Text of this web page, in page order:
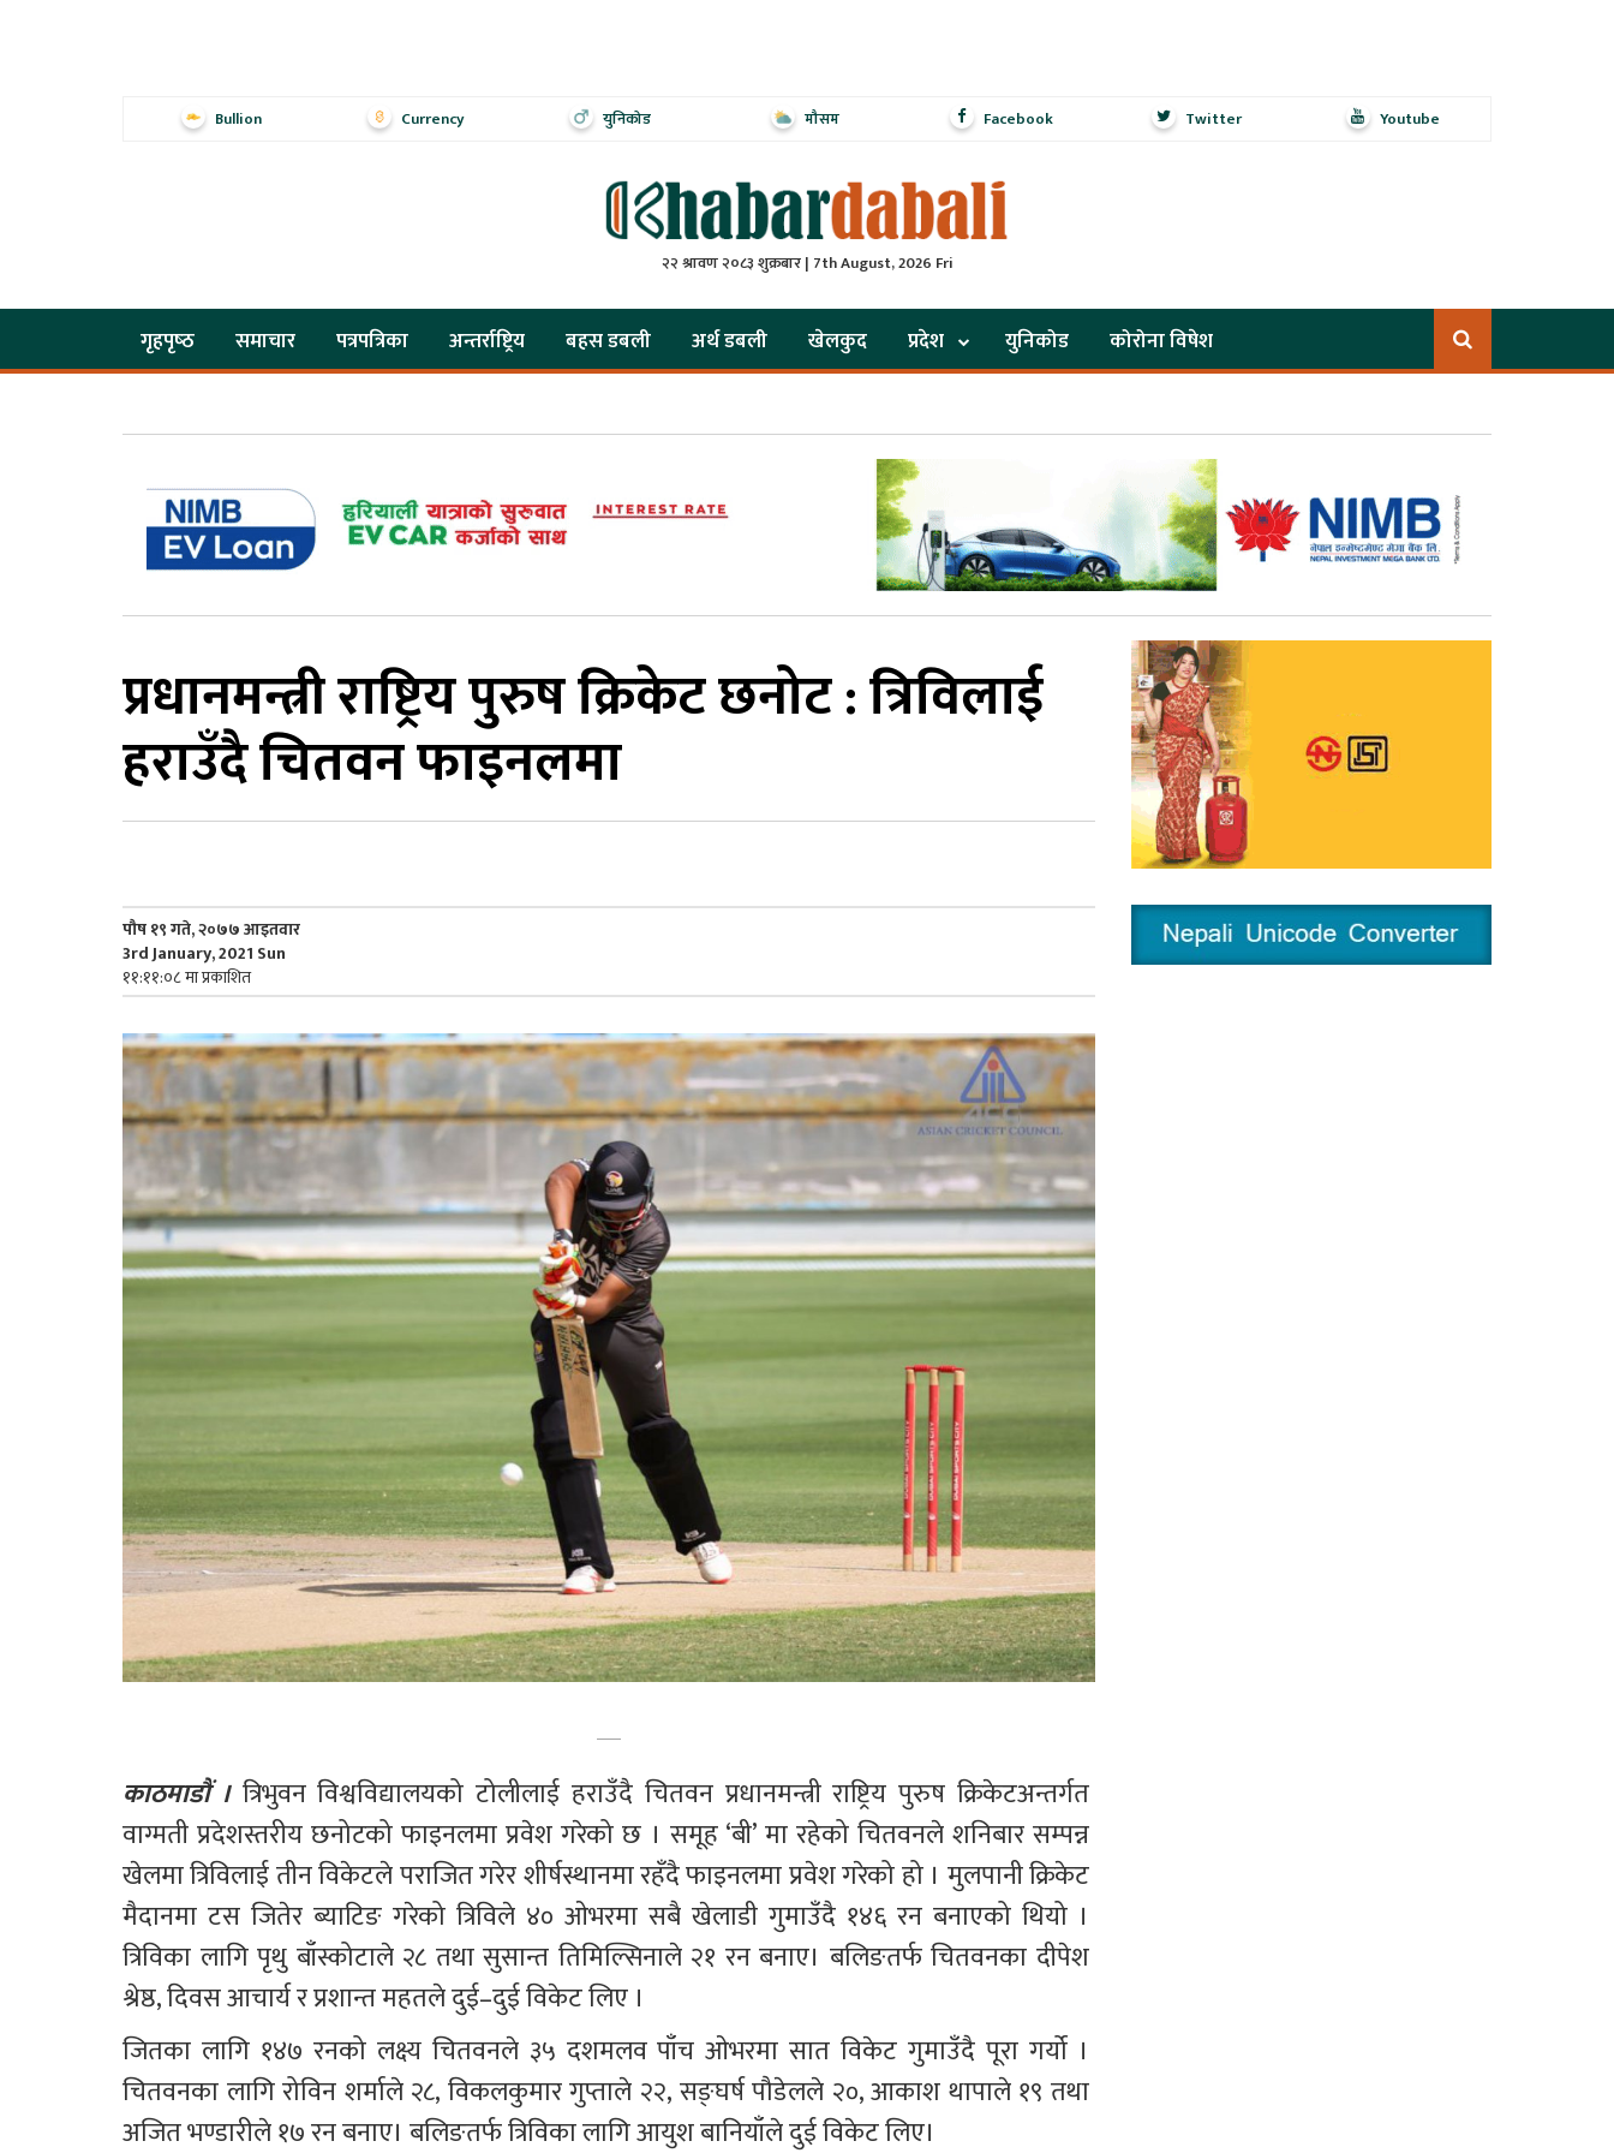
Bullion Currency युनिकोड मौसम Facebook Twitter Youtube
२२ श्रावण २०८३ शुक्रबार | 7th August, 2026 Fri
गृहपृष्‍ठ समाचार पत्रपत्रिका अन्तर्राष्ट्रिय बहस डबली अर्थ डबली खेलकुद प्रदेश युनिकोड कोरोना विषेश
प्रधानमन्त्री राष्ट्रिय पुरुष क्रिकेट छनोट : त्रिविलाई
हराउँदै चितवन फाइनलमा
पौष १९ गते, २०७७ आइतवार
3rd January, 2021 Sun
११:११:०८ मा प्रकाशित
काठमाडौं । त्रिभुवन विश्वविद्यालयको टोलीलाई हराउँदै चितवन प्रधानमन्त्री राष्ट्रिय पुरुष क्रिकेटअन्तर्गत
वाग्मती प्रदेशस्तरीय छनोटको फाइनलमा प्रवेश गरेको छ । समूह ‘बी’ मा रहेको चितवनले शनिबार सम्पन्न
खेलमा त्रिविलाई तीन विकेटले पराजित गरेर शीर्षस्थानमा रहँदै फाइनलमा प्रवेश गरेको हो । मुलपानी क्रिकेट
मैदानमा टस जितेर ब्याटिङ गरेको त्रिविले ४० ओभरमा सबै खेलाडी गुमाउँदै १४६ रन बनाएको थियो ।
त्रिविका लागि पृथु बाँस्कोटाले २८ तथा सुसान्त तिमिल्सिनाले २१ रन बनाए। बलिङतर्फ चितवनका दीपेश
श्रेष्ठ, दिवस आचार्य र प्रशान्त महतले दुई–दुई विकेट लिए ।
जितका लागि १४७ रनको लक्ष्य चितवनले ३५ दशमलव पाँच ओभरमा सात विकेट गुमाउँदै पूरा गर्यो ।
चितवनका लागि रोविन शर्माले २८, विकलकुमार गुप्ताले २२, सङ्घर्ष पौडेलले २०, आकाश थापाले १९ तथा
अजित भण्डारीले १७ रन बनाए। बलिङतर्फ त्रिविका लागि आयुश बानियाँले दुई विकेट लिए।